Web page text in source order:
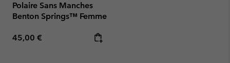
Polaire Sans Manches
Benton Springs™ Femme
Regular price:
45,00 €